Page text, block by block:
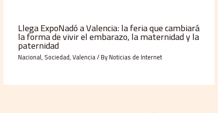
Llega ExpoNadó a Valencia: la feria que cambiará
la forma de vivir el embarazo, la maternidad y la
paternidad
Nacional, Sociedad,Valencia/ ByNoticias de Internet